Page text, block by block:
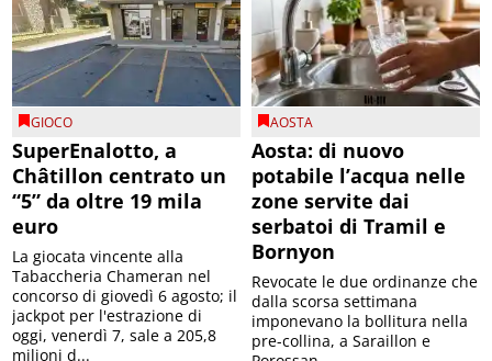
GIOCO
SuperEnalotto, a
Châtillon centrato un
“5” da oltre 19 mila
euro
La giocata vincente alla
Tabaccheria Chameran nel
concorso di giovedì 6 agosto; il
jackpot per l'estrazione di
oggi, venerdì 7, sale a 205,8
milioni d...
AOSTA
Aosta: di nuovo
potabile l’acqua nelle
zone servite dai
serbatoi di Tramil e
Bornyon
Revocate le due ordinanze che
dalla scorsa settimana
imponevano la bollitura nella
pre-collina, a Saraillon e